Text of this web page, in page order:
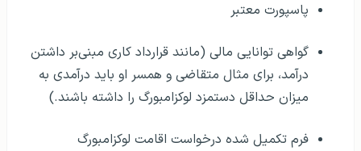
پاسپورت معتبر
گواهی توانایی مالی (مانند قرارداد کاری مبنی‌بر داشتن
درآمد، برای مثال متقاضی و همسر او باید درآمدی به
میزان حداقل دستمزد لوکزامبورگ را داشته باشند.)
فرم تکمیل شده درخواست اقامت لوکزامبورگ